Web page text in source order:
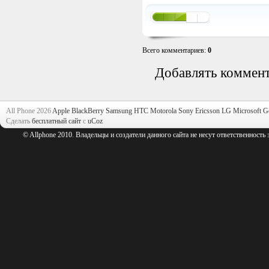
Всего комментариев: 0
Добавлять
All Phone 2026Apple BlackBerry Samsung HTC Motorola Sony Ericsson LG Microsoft
Сделать бесплатный сайт с uCoz
© Allphone 2010. Владельцы и создатели данного сайта не несут